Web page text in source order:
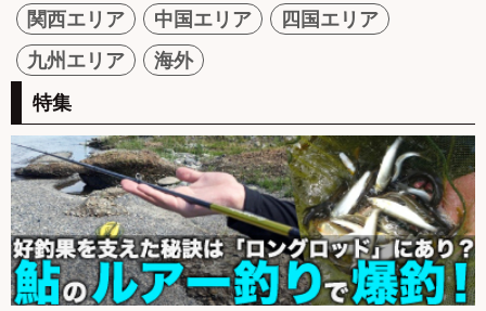
関西エリア
中国エリア
四国エリア
九州エリア
海外
特集